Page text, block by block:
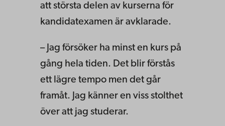
att största delen av kurserna för
kandidatexamen är avklarade.
– Jag försöker ha minst en kurs på
gång hela tiden. Det blir förstås
ett lägre tempo men det går
framåt. Jag känner en viss stolthet
över att jag studerar.